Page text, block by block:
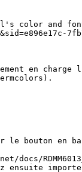
color and
en
le bouton en
ensuite